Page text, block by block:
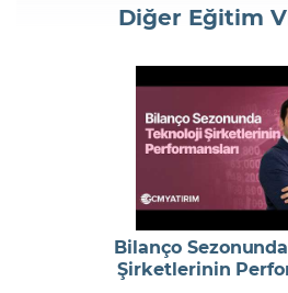
Diğer Eğitim
Bilanço
Şirketlerinin